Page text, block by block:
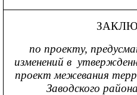
по проекту,
изменений в
проект межевания
Заводского